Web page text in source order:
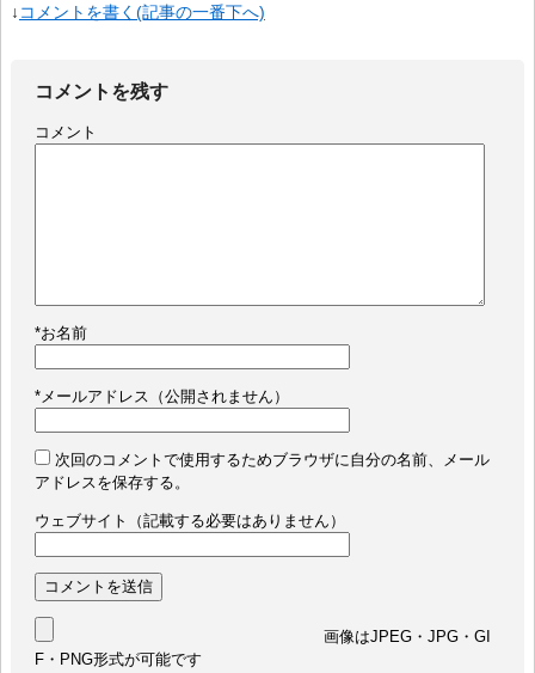
↓ コメントを書く(記事の一番下へ)
コメントを残す
コメント
*お名前
*メールアドレス（公開されません）
次回のコメントで使用するためブラウザに自分の名前、メール
アドレスを保存する。
ウェブサイト（記載する必要はありません）
画像はJPEG・JPG・GI
F・PNG形式が可能です